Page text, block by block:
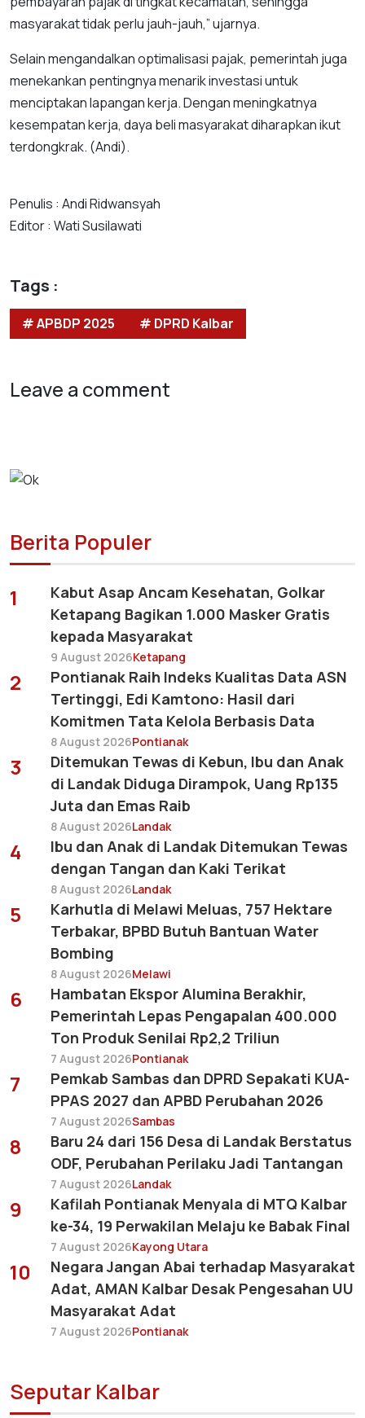
masyarakat tidak perlu jauh-jauh,” ujarnya.
Selain mengandalkan optimalisasi pajak, pemerintah juga
menekankan pentingnya menarik investasi untuk
menciptakan lapangan kerja. Dengan meningkatnya
kesempatan kerja, daya beli masyarakat diharapkan ikut
terdongkrak. (Andi).
Penulis : Andi Ridwansyah
Editor : Wati Susilawati
Tags :
# APBDP 2025 # DPRD Kalbar
Leave a comment
Berita Populer
1
Kabut Asap Ancam Kesehatan, Golkar
Ketapang Bagikan 1.000 Masker Gratis
kepada Masyarakat
9 August 2026Ketapang
2
Pontianak Raih Indeks Kualitas Data ASN
Tertinggi, Edi Kamtono: Hasil dari
Komitmen Tata Kelola Berbasis Data
8 August 2026Pontianak
3
Ditemukan Tewas di Kebun, Ibu dan Anak
di Landak Diduga Dirampok, Uang Rp135
Juta dan Emas Raib
8 August 2026Landak
4
Ibu dan Anak di Landak Ditemukan Tewas
dengan Tangan dan Kaki Terikat
8 August 2026Landak
5
Karhutla di Melawi Meluas, 757 Hektare
Terbakar, BPBD Butuh Bantuan Water
Bombing
8 August 2026Melawi
6
Hambatan Ekspor Alumina Berakhir,
Pemerintah Lepas Pengapalan 400.000
Ton Produk Senilai Rp2,2 Triliun
7 August 2026Pontianak
7
Pemkab Sambas dan DPRD Sepakati KUA-
PPAS 2027 dan APBD Perubahan 2026
7 August 2026Sambas
8
Baru 24 dari 156 Desa di Landak Berstatus
ODF, Perubahan Perilaku Jadi Tantangan
7 August 2026Landak
9
Kafilah Pontianak Menyala di MTQ Kalbar
ke-34, 19 Perwakilan Melaju ke Babak Final
7 August 2026Kayong Utara
10
Negara Jangan Abai terhadap Masyarakat
Adat, AMAN Kalbar Desak Pengesahan UU
Masyarakat Adat
7 August 2026Pontianak
Seputar Kalbar